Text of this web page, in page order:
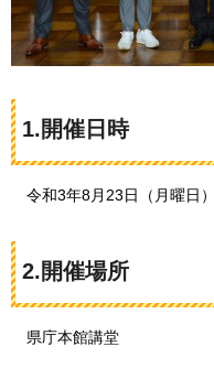
1.開催日時
令和3年8月23日（月曜日
2.開催場所
県庁本館講堂